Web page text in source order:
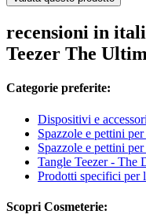
recensioni in
Teezer The
Categorie preferite:
Dispositivi e
Spazzole e pettini
Spazzole e pettini
Tangle Teezer - The
Prodotti specifici per
Scopri Cosmeterie: